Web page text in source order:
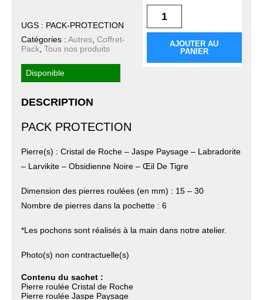
AJOUTER AU
PANIER
UGS : PACK-PROTECTION
Catégories :Autres ,Coffret-
Pack ,Tous nos produits
Disponible
DESCRIPTION
PACK PROTECTION
Pierre(s) : Cristal de Roche – Jaspe Paysage – Labradorite
– Larvikite – Obsidienne Noire – Œil De Tigre
Dimension des pierres roulées (en mm) : 15 – 30
Nombre de pierres dans la pochette : 6
*Les pochons sont réalisés à la main dans notre atelier.
Photo(s) non contractuelle(s)
Contenu du sachet :
Pierre roulée Cristal de Roche
Pierre roulée Jaspe Paysage